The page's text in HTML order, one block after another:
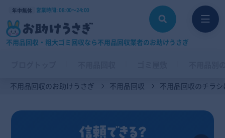
年中無休 営業時間: 08:00〜24:00
不用品回収・粗大ゴミ回収なら不用品回収業者のお助けうさぎ
不用品回収のお助けうさぎ 不用品回収 不用品回収のチラ